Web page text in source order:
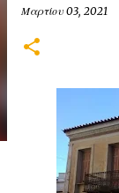
Μαρτίου 03, 2021